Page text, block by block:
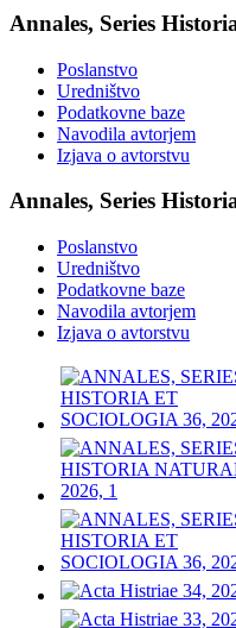
Annales, Series
Poslanstvo
Uredništvo
Podatkovne baze
Navodila avtorjem
Izjava o avtorstvu
Annales, Series
Poslanstvo
Uredništvo
Podatkovne baze
Navodila avtorjem
Izjava o avtorstvu